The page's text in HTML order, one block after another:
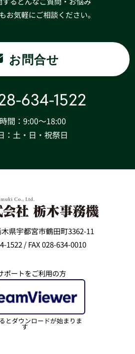
お気軽にご相談ください。
お問合せ
634-1522
間：9:00〜18:00
：土・日・祝祭日
木県宇都宮市鶴田町3362-11
1522 / FAX 028-634-0010
ポートをご利用の方
とダウンロードが始まりま
す